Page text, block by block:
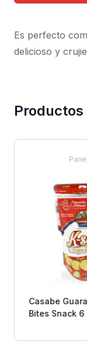
Es perfecto
delicioso y
Casabe
Bites Snack 6